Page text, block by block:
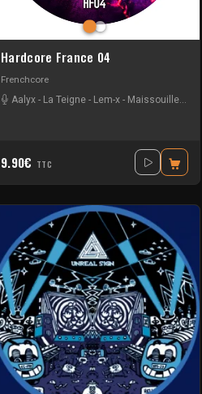
Hardcore France 04
Frenchcore
Aalyx - La Teigne - Lem-x - Maissouille-
9.90€ TTC